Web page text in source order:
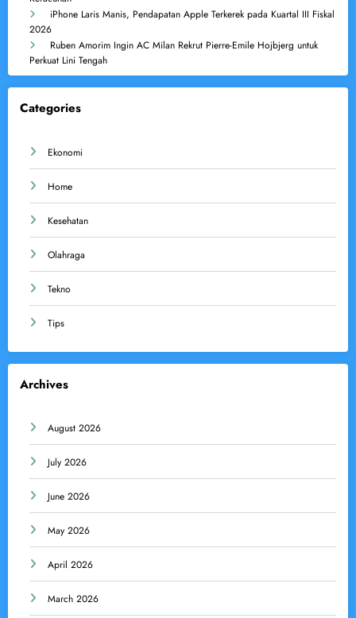
iPhone Laris Manis, Pendapatan Apple Terkerek pada Kuartal III Fiskal
2026
Ruben Amorim Ingin AC Milan Rekrut Pierre-Emile Hojbjerg untuk
Perkuat Lini Tengah
Categories
Ekonomi
Home
Kesehatan
Olahraga
Tekno
Tips
Archives
August 2026
July 2026
June 2026
May 2026
April 2026
March 2026